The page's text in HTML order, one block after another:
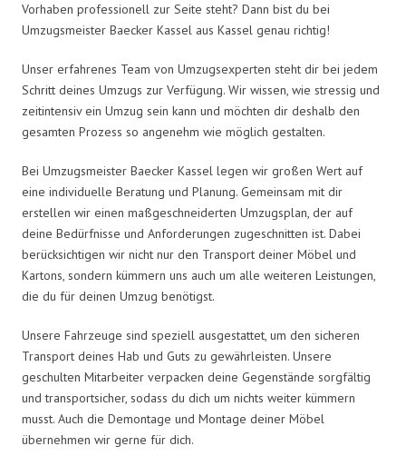
Vorhaben professionell zur Seite steht? Dann bist du bei
Umzugsmeister Baecker Kassel aus Kassel genau richtig!
Unser erfahrenes Team von Umzugsexperten steht dir bei jedem
Schritt deines Umzugs zur Verfügung. Wir wissen, wie stressig und
zeitintensiv ein Umzug sein kann und möchten dir deshalb den
gesamten Prozess so angenehm wie möglich gestalten.
Bei Umzugsmeister Baecker Kassel legen wir großen Wert auf
eine individuelle Beratung und Planung. Gemeinsam mit dir
erstellen wir einen maßgeschneiderten Umzugsplan, der auf
deine Bedürfnisse und Anforderungen zugeschnitten ist. Dabei
berücksichtigen wir nicht nur den Transport deiner Möbel und
Kartons, sondern kümmern uns auch um alle weiteren Leistungen,
die du für deinen Umzug benötigst.
Unsere Fahrzeuge sind speziell ausgestattet, um den sicheren
Transport deines Hab und Guts zu gewährleisten. Unsere
geschulten Mitarbeiter verpacken deine Gegenstände sorgfältig
und transportsicher, sodass du dich um nichts weiter kümmern
musst. Auch die Demontage und Montage deiner Möbel
übernehmen wir gerne für dich.